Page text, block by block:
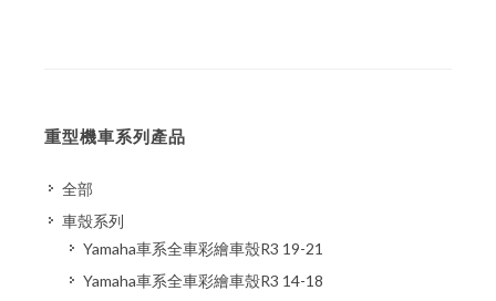
重型機車系列產品
全部
車殼系列
Yamaha車系全車彩繪車殼R3 19-21
Yamaha車系全車彩繪車殼R3 14-18